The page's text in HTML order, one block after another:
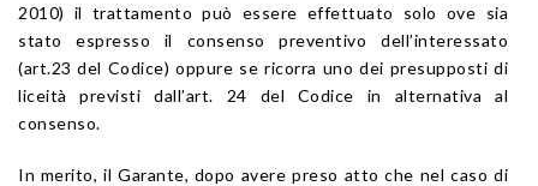
2010) il trattamento può essere effettuato solo ove sia
stato espresso il consenso preventivo dell’interessato
(art.23 del Codice) oppure se ricorra uno dei presupposti di
liceità previsti dall’art. 24 del Codice in alternativa al
consenso.
In merito, il Garante, dopo avere preso atto che nel caso di